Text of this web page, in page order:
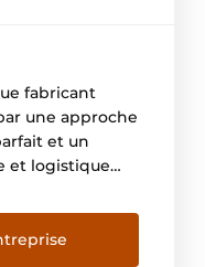
fabricant
une approche
et un
et logistique
et une
nos